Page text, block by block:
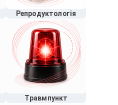
Репродуктологія
Травмпункт